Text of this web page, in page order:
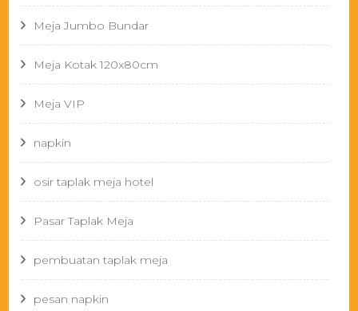
Meja Jumbo Bundar
Meja Kotak 120x80cm
Meja VIP
napkin
osir taplak meja hotel
Pasar Taplak Meja
pembuatan taplak meja
pesan napkin